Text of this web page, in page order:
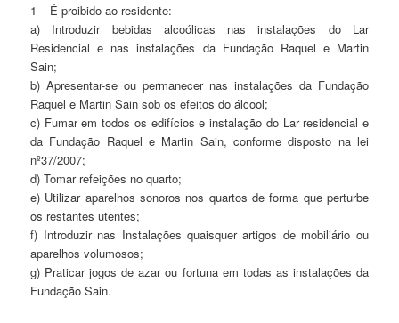
1 – É proibido ao residente:
a) Introduzir bebidas alcoólicas nas instalações do Lar
Residencial e nas instalações da Fundação Raquel e Martin
Sain;
b) Apresentar-se ou permanecer nas instalações da Fundação
Raquel e Martin Sain sob os efeitos do álcool;
c) Fumar em todos os edifícios e instalação do Lar residencial e
da Fundação Raquel e Martin Sain, conforme disposto na lei
nº37/2007;
d) Tomar refeições no quarto;
e) Utilizar aparelhos sonoros nos quartos de forma que perturbe
os restantes utentes;
f) Introduzir nas Instalações quaisquer artigos de mobiliário ou
aparelhos volumosos;
g) Praticar jogos de azar ou fortuna em todas as instalações da
Fundação Sain.